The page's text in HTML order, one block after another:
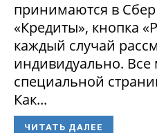
принимаются в
«Кредиты», кнопка
каждый случай
индивидуально.
специальной
Как...
ЧИТАТЬ ДАЛЕЕ